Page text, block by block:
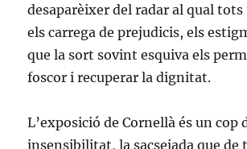
desaparèixer del radar al qual
els carrega de prejudicis, els
que la sort sovint esquiva els
foscor i recuperar la dignitat.
L’exposició de Cornellà és un cop
insensibilitat, la sacsejada que de